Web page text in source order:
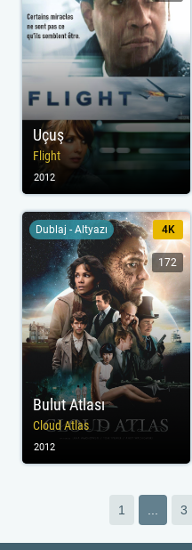
Uçuş
Flight
2012
Bulut Atlası
Cloud Atlas
Dublaj - Altyazı 4K
172
2012
1 3